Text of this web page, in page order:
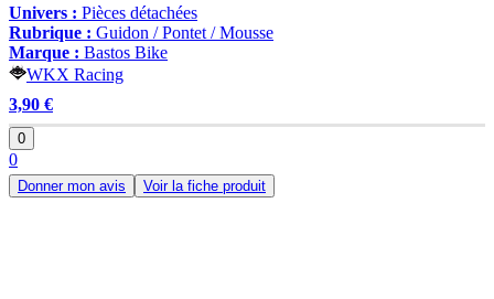
Univers : Pièces détachées
Rubrique : Guidon / Pontet / Mousse
Marque : Bastos Bike
WKX Racing
3,90 €
0
0
Donner mon avis Voir la fiche produit